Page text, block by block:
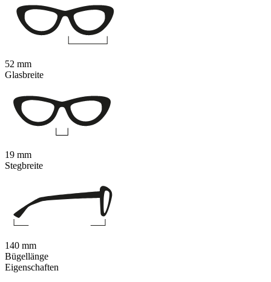
Eigenschaften
52 mm
Glasbreite
19 mm
Stegbreite
140 mm
Bügellänge